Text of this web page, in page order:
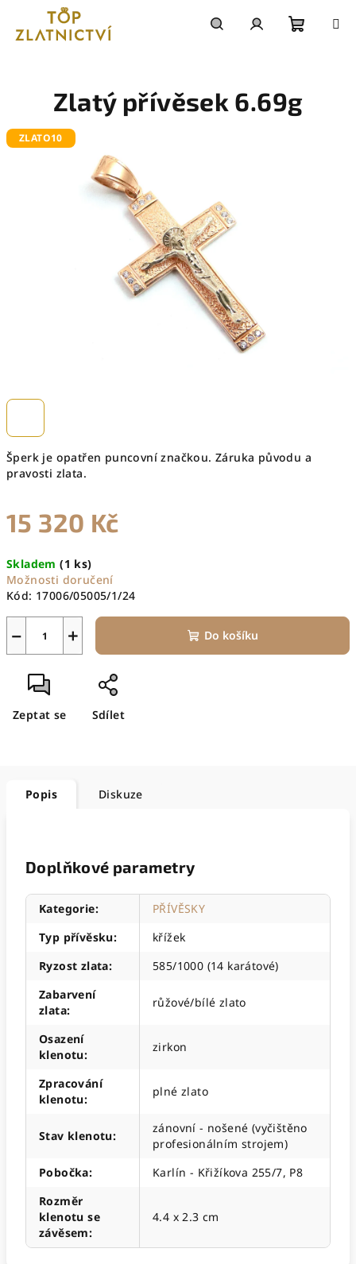
obsah
košík
Šperk je opatřen puncovní značkou. Záruka původu a
pravosti zlata.
15 320 Kč
cena:
Skladem(1 ks)
Možnosti doručení
Kód: 17006/05005/1/24
+
− Do košíku
Zeptat se Sdílet
Zlatý přívěsek 6.69g
ZLATO10
Popis Diskuze
Doplňkové parametry
Kategorie:
PŘÍVĚSKY
Typ přívěsku:
křížek
Ryzost zlata:
585/1000 (14 karátové)
Zabarvení
zlata:
růžové/bílé zlato
Osazení
klenotu:
zirkon
Zpracování
klenotu:
plné zlato
Stav klenotu:
zánovní - nošené (vyčištěno
profesionálním strojem)
Pobočka:
Karlín - Křižíkova 255/7, P8
Rozměr
klenotu se
závěsem:
4.4 x 2.3 cm